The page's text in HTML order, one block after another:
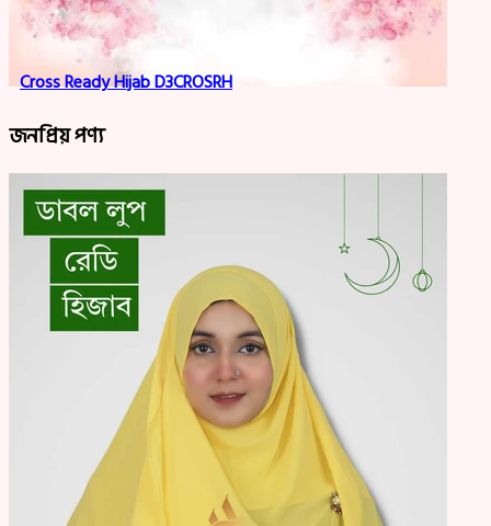
Cross Ready Hijab D3CROSRH
জনপ্রিয় পণ্য